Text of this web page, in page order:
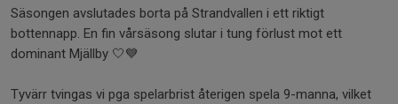
Säsongen avslutades borta på Strandvallen i ett riktigt
bottennapp. En fin vårsäsong slutar i tung förlust mot ett
dominant Mjällby 🤍💙
Tyvärr tvingas vi pga spelarbrist återigen spela 9-manna, vilket